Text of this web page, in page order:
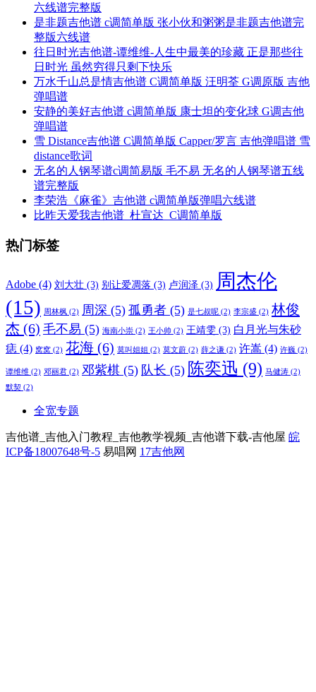
六线谱完整版
是非题吉他谱 c调简单版 张小伙和粥粥是非题吉他谱完
整版六线谱
往日时光吉他谱-谭维维-人生中最美的珍藏 正是那些往
日时光 虽然穷得只剩下快乐
万水千山总是情吉他谱 C调简单版 汪明荃 G调原版 吉他
弹唱谱
安静的美好吉他谱 c调简单版 康士坦的变化球 G调吉他
弹唱谱
雪 Distance吉他谱 C调简单版 Capper/罗言 吉他弹唱谱 雪
distance歌词
无名的人钢琴谱c调简易版 毛不易 无名的人钢琴谱五线
谱完整版
李荣浩《麻雀》吉他谱 c调简单版弹唱六线谱
比昨天爱我吉他谱_杜宣达_C调简单版
热门标签
Adobe (4) 刘大壮 (3) 别让爱凋落 (3) 卢润泽 (3) 周杰伦
(15) 周林枫 (2) 周深 (5) 孤勇者 (5) 是七叔呢 (2) 李宗盛 (2) 林俊
杰 (6) 毛不易 (5) 海南小崇 (2) 王小帅 (2) 王靖雯 (3) 白月光与朱砂
痣 (4) 窝窝 (2) 花海 (6) 莫叫姐姐 (2) 莫文蔚 (2) 薛之谦 (2) 许嵩 (4) 许巍 (2)
谭维维 (2) 邓丽君 (2) 邓紫棋 (5) 队长 (5) 陈奕迅 (9) 马健涛 (2)
默契 (2)
全宽专题
吉他谱_吉他入门教程_吉他教学视频_吉他谱下载-吉他屋 皖
ICP备18007648号-5 易唱网 17吉他网